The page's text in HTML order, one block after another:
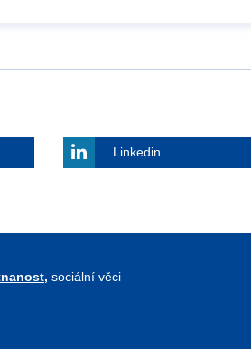
Linkedin
sociální věci